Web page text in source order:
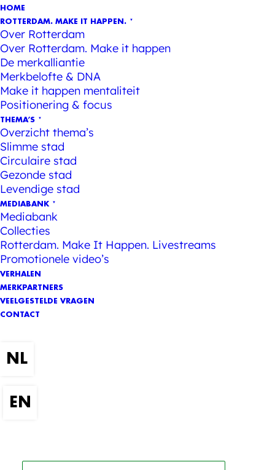
HOME
ROTTERDAM. MAKE IT HAPPEN.
Over Rotterdam
Over Rotterdam. Make it happen
De merkalliantie
Merkbelofte & DNA
Make it happen mentaliteit
Positionering & focus
THEMA’S
Overzicht thema’s
Slimme stad
Circulaire stad
Gezonde stad
Levendige stad
MEDIABANK
Mediabank
Collecties
Rotterdam. Make It Happen. Livestreams
Promotionele video’s
VERHALEN
MERKPARTNERS
VEELGESTELDE VRAGEN
CONTACT